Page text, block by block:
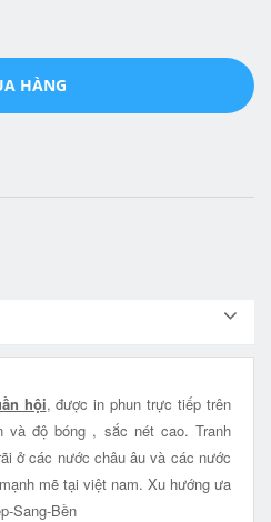
HÀNG
hội, được in phun trực tiếp trên
và độ bóng , sắc nét cao. Tranh
ở các nước châu âu và các nước
mẽ tại việt nam. Xu hướng ưa
Sang-Bền